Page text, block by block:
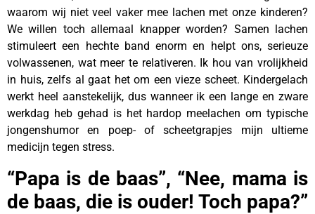
waarom wij niet veel vaker mee lachen met onze kinderen?
We willen toch allemaal knapper worden? Samen lachen
stimuleert een hechte band enorm en helpt ons, serieuze
volwassenen, wat meer te relativeren. Ik hou van vrolijkheid
in huis, zelfs al gaat het om een vieze scheet. Kindergelach
werkt heel aanstekelijk, dus wanneer ik een lange en zware
werkdag heb gehad is het hardop meelachen om typische
jongenshumor en poep- of scheetgrapjes mijn ultieme
medicijn tegen stress.
“Papa is de baas”, “Nee, mama is
de baas, die is ouder! Toch papa?”